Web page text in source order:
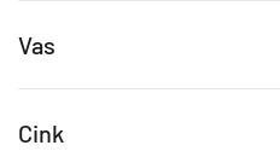
Vas
Cink